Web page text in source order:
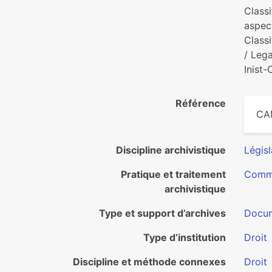
/
Inist-
Référence
Discipline archivistique
Pratique et traitement
archivistique
Type et support d’archives
Type d’institution
Droit
Discipline et méthode connexes
Droit